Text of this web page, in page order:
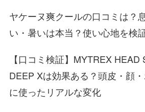
ヤケーヌ爽クールの口コミは？
い・暑いは本当？使い心地を検
【口コミ検証】MYTREX HEAD
DEEP Xは効果ある？頭皮・顔
に使ったリアルな変化